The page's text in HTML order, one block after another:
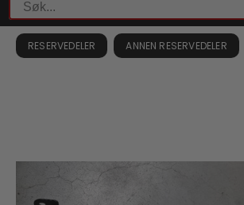
RESERVEDELER ANNEN RESERVEDELER